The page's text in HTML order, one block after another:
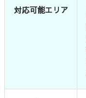
対応可能エリア